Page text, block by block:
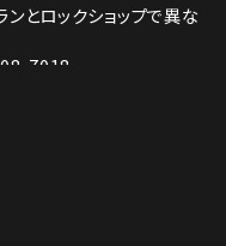
とロックショップで異な
7018